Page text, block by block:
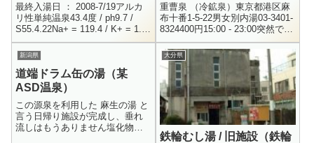
最終入湯日 ： 2008-7/19アルカ
リ性単純温泉43.4度 / ph9.7 /
S55.4.22Na+ = 119.4 / K+ = 1.6
/ Mg++ = 0.2 / Ca...
重曹泉 （冷鉱泉）東京都港区麻
布十番1-5-22男女別内湯03-3401-
8324400円15:00 - 23:00突然です
が、「麻布のマンション」とい
う言葉を聞いてどんなイメー
ジ...
新潟県
道端ドラム缶の湯（某
ASD温泉）
この源泉を利用した 麻生の湯 と
言う日帰り施設が完成し、垂れ
流しはもうありません塩化物
大分県
鉄輪むし湯 / 旧施設（鉄輪